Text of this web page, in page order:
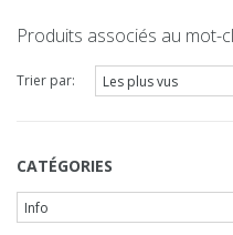
Produits associés au mot-
Trier par:
CATÉGORIES